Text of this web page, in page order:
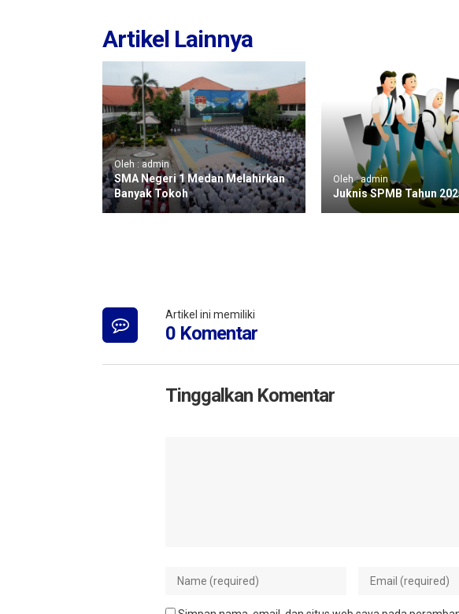
Artikel Lainnya
Oleh : admin
SMA Negeri 1 Medan Melahirkan
Banyak Tokoh
Oleh : admin
Juknis SPMB Tahun
Artikel ini memiliki
0 Komentar
Tinggalkan Komentar